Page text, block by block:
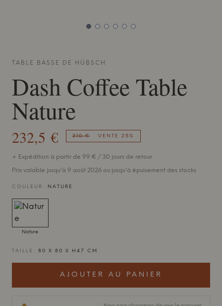
TABLE BASSE DE HÜBSCH
Dash Coffee Table
Nature
232,5 € 310 € VENTE 25%
+ Expédition à partir de 99 € / 30 jours de retour
Prix valable jusqu'à 9 août 2026 ou jusqu'à épuisement des stocks
COULEUR: NATURE
Nature
TAILLE: 80 X 80 X H47 CM
AJOUTER AU PANIER